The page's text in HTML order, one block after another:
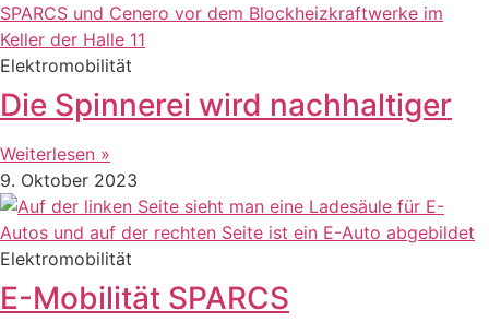
Elektromobilität
Die Spinnerei wird nachhaltiger
Weiterlesen »
9. Oktober 2023
Elektromobilität
E-Mobilität SPARCS